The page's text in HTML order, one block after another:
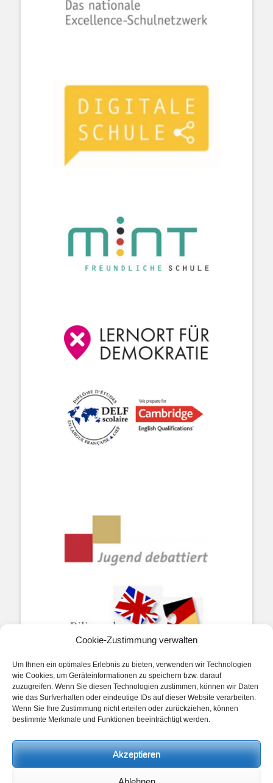
Cookie-Zustimmung verwalten
Um Ihnen ein optimales Erlebnis zu bieten, verwenden wir Technologien
wie Cookies, um Geräteinformationen zu speichern bzw. darauf
zuzugreifen. Wenn Sie diesen Technologien zustimmen, können wir Daten
wie das Surfverhalten oder eindeutige IDs auf dieser Website verarbeiten.
Wenn Sie Ihre Zustimmung nicht erteilen oder zurückziehen, können
bestimmte Merkmale und Funktionen beeinträchtigt werden.
Akzeptieren
Impressum
Datenschutz